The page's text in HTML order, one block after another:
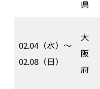
県
02.04（水）〜
02.08（日）
大
阪
府